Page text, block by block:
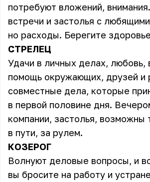
потребуют вложений,
встречи и застолья с
но расходы. Берегите
СТРЕЛЕЦ
Удачи в личных делах, любовь,
помощь окружающих, друзей и
совместные дела, которые
в первой половине дня.
компании, застолья, возможны
в пути, за рулем.
КОЗЕРОГ
Волнуют деловые вопросы, и
вы бросите на работу и